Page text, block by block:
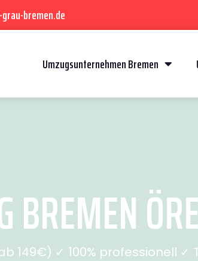
bremen.de
Umzugsunternehmen Bremen
BREMEN
149€) ✓ 100% professionell